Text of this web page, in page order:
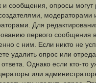
и сообщения, опросы могут
модераторами
Для
первого сообщения
с ним. Если никто не
удалить опрос или
Однако если кто-то
или